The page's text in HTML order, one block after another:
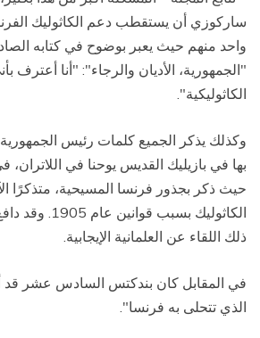
ساركوزي أن يستقطب دعم الكاثوليك
"الجمهورية، الأديان والرجاء": "أنا أعترف
الكاثوليكية".
وكذلك يذكر الجميع كلمات رئيس
حيث ذكر بجذور فرنسا المسيحية، متذكرًا
الكاثوليك بسبب
ذلك اللقاء عن العلمانية الإيجابية.
في المقابل كان بندكتس السادس عشر قد
الذي تتحلى به فرنسا".